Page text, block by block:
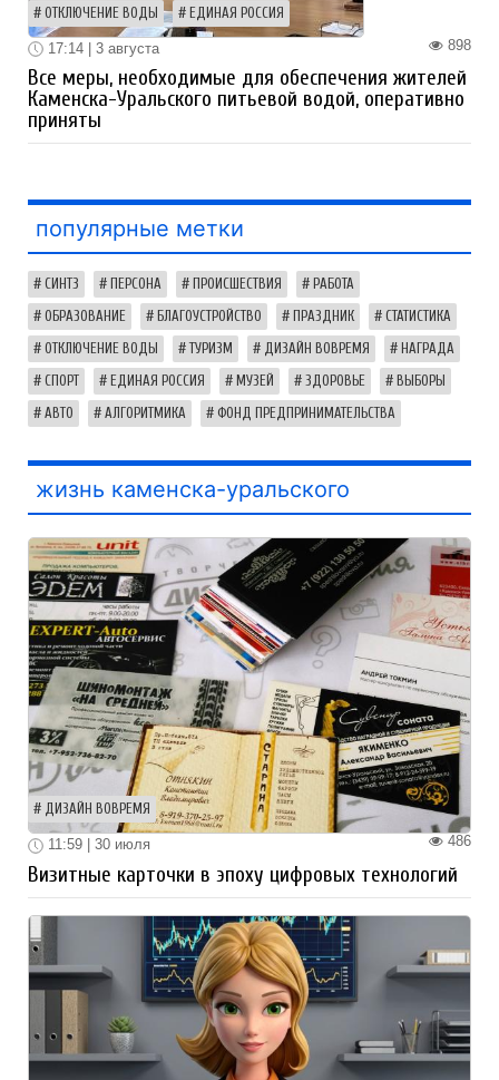
ОТКЛЮЧЕНИЕ ВОДЫ ЕДИНАЯ РОССИЯ
898
17:14 | 3 августа
Все меры, необходимые для обеспечения жителей
Каменска-Уральского питьевой водой, оперативно
приняты
популярные метки
СИНТЗ ПЕРСОНА ПРОИСШЕСТВИЯ РАБОТА
ОБРАЗОВАНИЕ БЛАГОУСТРОЙСТВО ПРАЗДНИК СТАТИСТИКА
ОТКЛЮЧЕНИЕ ВОДЫ ТУРИЗМ ДИЗАЙН ВОВРЕМЯ НАГРАДА
СПОРТ ЕДИНАЯ РОССИЯ МУЗЕЙ ЗДОРОВЬЕ ВЫБОРЫ
АВТО АЛГОРИТМИКА ФОНД ПРЕДПРИНИМАТЕЛЬСТВА
жизнь каменска-уральского
ДИЗАЙН ВОВРЕМЯ
486
11:59 | 30 июля
Визитные карточки в эпоху цифровых технологий